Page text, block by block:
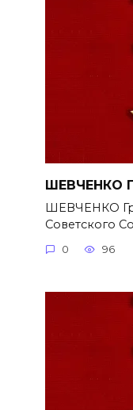
ШЕВЧЕНКО
ШЕВЧЕНКО
Советского
0 96